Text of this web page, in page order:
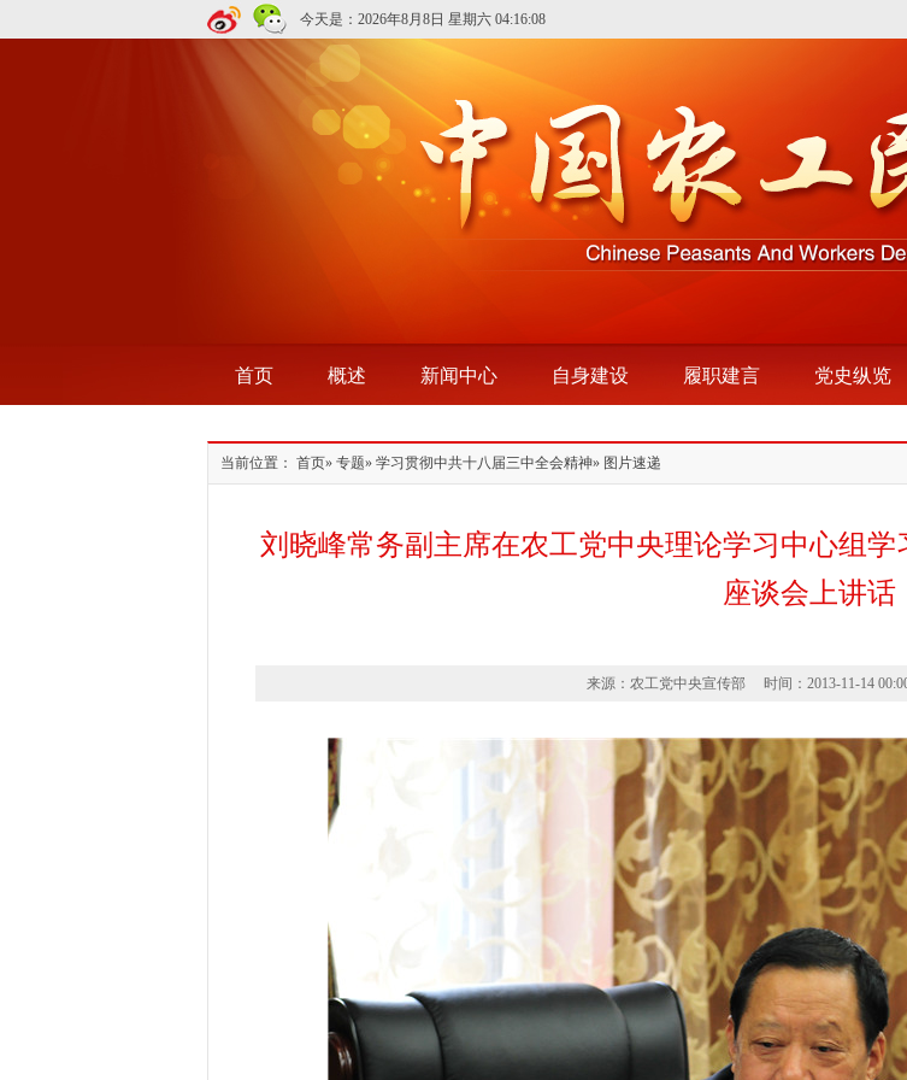
今天是： 2026年8月8日 星期六 04:16:08
首页 概述 新闻中心 自身建设 履职建言 党史纵览
当前位置： 首页» 专题» 学习贯彻中共十八届三中全会精神» 图片速递
刘晓峰常务副主席在农工党中央理论学习中心组
座谈会上讲话
来源：农工党中央宣传部 时间：2013-11-14